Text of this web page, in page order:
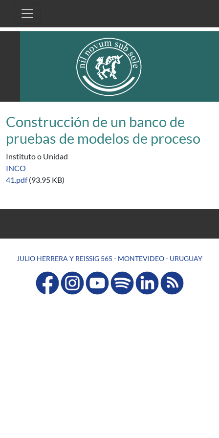
Construcción de un banco de
pruebas de modelos de proceso
Instituto o Unidad
INCO
41.pdf (93.95 KB)
JULIO HERRERA Y REISSIG 565 - MONTEVIDEO - URUGUAY